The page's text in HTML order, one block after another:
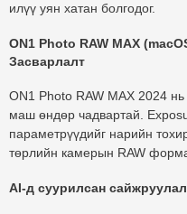
илүү уян хатан болгодог.
ON1 Photo RAW MAX
Засварлалт
ON1 Photo RAW MAX 2024
маш өндөр чадвартай.
параметрүүдийг нарийн
төрлийн камерын RAW
AI-д суурилсан